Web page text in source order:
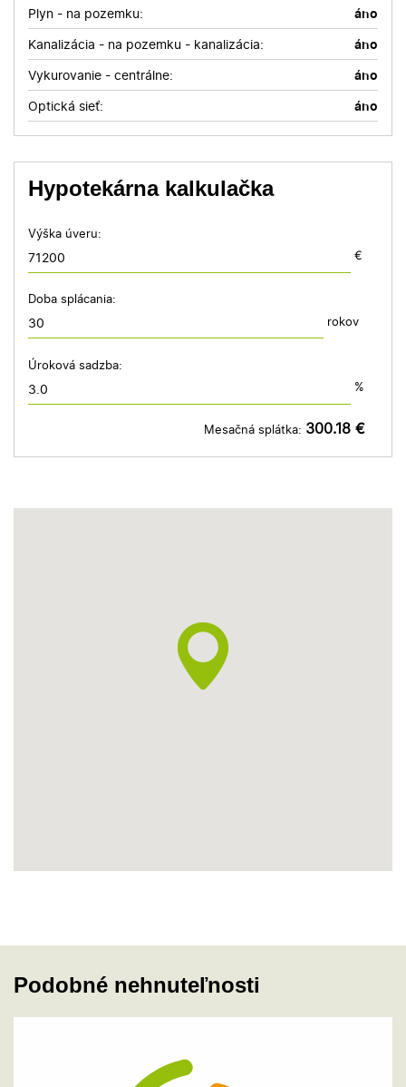
Plyn - na pozemku:
áno
Kanalizácia - na pozemku - kanalizácia:
áno
Vykurovanie - centrálne:
áno
Optická sieť:
áno
Hypotekárna kalkulačka
Výška úveru:
€
Doba splácania:
rokov
Úroková sadzba:
%
Mesačná splátka: 300.18 €
Podobné nehnuteľnosti